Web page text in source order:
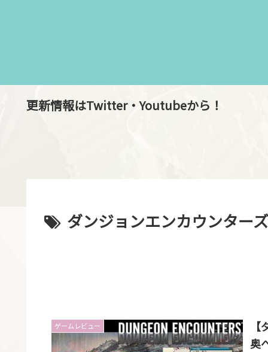
更新情報はTwitter・Youtubeから！
ダンジョンエンカウンターズ
ゲームレビュー
奥